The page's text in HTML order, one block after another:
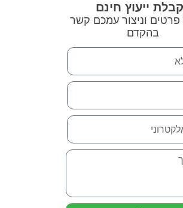
ייעוץ חינם
פרטים וניצור עמכם קשר
בהקדם